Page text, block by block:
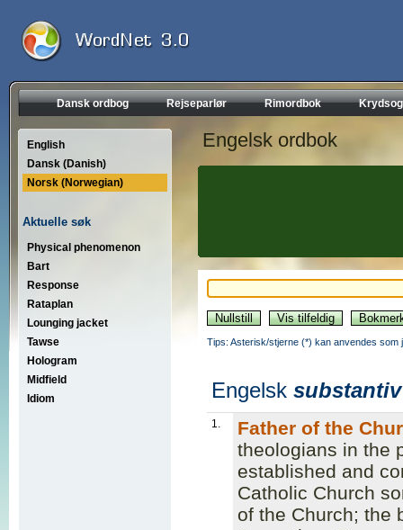
Dansk ordbog Rejseparlør Rimordbok
English
Dansk (Danish)
Norsk (Norwegian)
Aktuelle søk
Physical phenomenon
Bart
Response
Rataplan
Lounging jacket
Tawse
Hologram
Midfield
Idiom
Engelsk ordbok
Tips: Asterisk/stjerne (*) kan anvendes som
Engelsk substantiv
1.
Father of the
theologians in the
established and
Catholic Church
of the Church; the